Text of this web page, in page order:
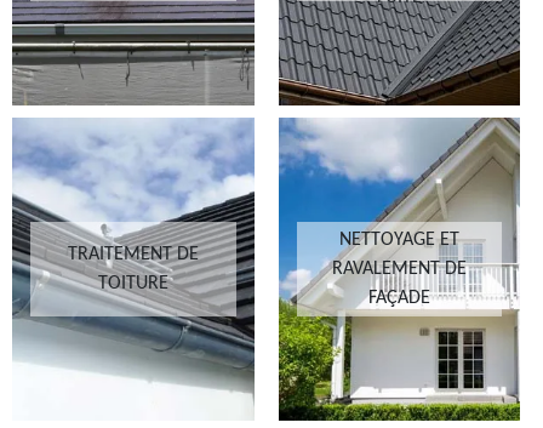
TRAITEMENT DE
TOITURE
NETTOYAGE ET
RAVALEMENT DE
FAÇADE